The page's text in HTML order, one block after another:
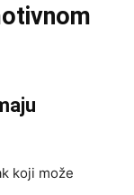
koji može